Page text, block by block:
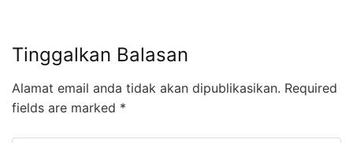
Tinggalkan Balasan
Alamat email anda tidak akan dipublikasikan. Required
fields are marked *